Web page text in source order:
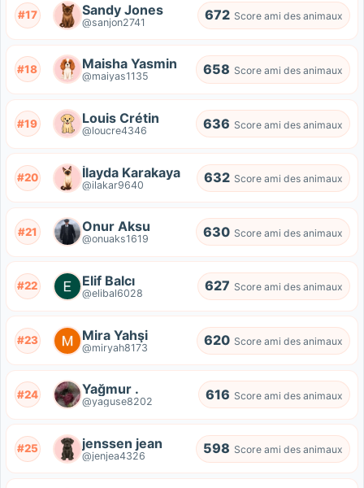
#17 Sandy Jones
@sanjon2741 672 Score ami des animaux
#18 Maisha Yasmin
@maiyas1135 658 Score ami des animaux
#19 Louis Crétin
@loucre4346 636 Score ami des animaux
#20 İlayda Karakaya
@ilakar9640 632 Score ami des animaux
#21 Onur Aksu
@onuaks1619 630 Score ami des animaux
#22 Elif Balcı
@elibal6028 627 Score ami des animaux
#23 Mira Yahşi
@miryah8173 620 Score ami des animaux
#24 Yağmur .
@yaguse8202 616 Score ami des animaux
#25 jenssen jean
@jenjea4326 598 Score ami des animaux